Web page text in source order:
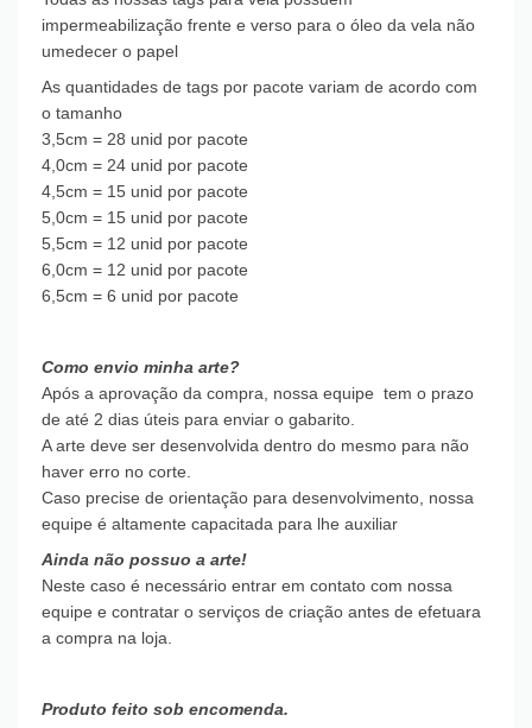
impermeabilização frente e verso para o óleo da vela não
umedecer o papel
As quantidades de tags por pacote variam de acordo com
o tamanho
3,5cm = 28 unid por pacote
4,0cm = 24 unid por pacote
4,5cm = 15 unid por pacote
5,0cm = 15 unid por pacote
5,5cm = 12 unid por pacote
6,0cm = 12 unid por pacote
6,5cm = 6 unid por pacote
Como envio minha arte?
Após a aprovação da compra, nossa equipe tem o prazo
de até 2 dias úteis para enviar o gabarito.
A arte deve ser desenvolvida dentro do mesmo para não
haver erro no corte.
Caso precise de orientação para desenvolvimento, nossa
equipe é altamente capacitada para lhe auxiliar
Ainda não possuo a arte!
Neste caso é necessário entrar em contato com nossa
equipe e contratar o serviços de criação antes de efetuara
a compra na loja.
Produto feito sob encomenda.